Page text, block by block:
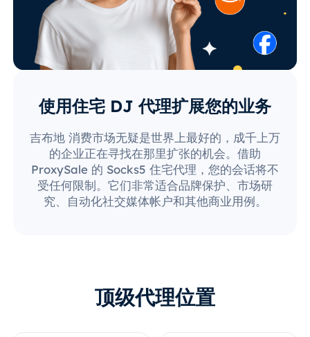
使用住宅 DJ 代理扩展您的业务
吉布地 消费市场无疑是世界上最好的，成千上万
的企业正在寻找在那里扩张的机会。借助
ProxySale 的 Socks5 住宅代理，您的会话将不
受任何限制。它们非常适合品牌保护、市场研
究、自动化社交媒体帐户和其他商业用例。
顶级代理位置